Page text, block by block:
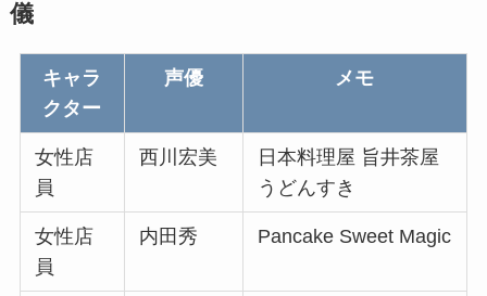
儀
キャラ
クター
声優 メモ
女性店
員
西川宏美
日本料理屋 旨井茶屋
うどんすき
女性店
員
内田秀 Pancake Sweet Magic